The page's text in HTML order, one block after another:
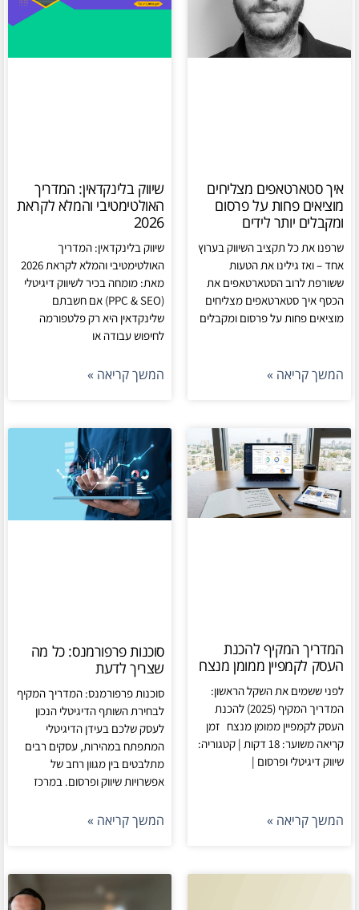
איך סטארטאפים מצליחים
מוציאים פחות על פרסום
ומקבלים יותר לידים
שרפנו את כל תקציב השיווק בערוץ
אחד – ואז גילינו את הטעות
ששורפת לרוב הסטארטאפים את
הכסף איך סטארטאפים מצליחים
מוציאים פחות על פרסום ומקבלים
המשך קריאה »
שיווק בלינקדאין: המדריך
האולטימטיבי והמלא לקראת
2026
שיווק בלינקדאין: המדריך
מאת: מומחה בכיר לשיווק דיגיטלי
(PPC & SEO) אם חשבתם
שלינקדאין היא רק פלטפורמה
לחיפוש עבודה או
המשך קריאה »
המדריך המקיף להכנת
העסק לקמפיין ממומן מנצח
לפני ששמים את השקל הראשון:
המדריך המקיף (2025) להכנת
העסק לקמפיין ממומן מנצח זמן
קריאה משוער: 18 דקות | קטגוריה:
שיווק דיגיטלי ופרסום |
המשך קריאה »
סוכנות פרפורמנס: כל מה
שצריך לדעת
סוכנות פרפורמנס: המדריך המקיף
לבחירת השותף הדיגיטלי הנכון
לעסק שלכם בעידן הדיגיטלי
המתפתח במהירות, עסקים רבים
מתלבטים בין מגוון רחב של
אפשרויות שיווק ופרסום. במרכז
המשך קריאה »